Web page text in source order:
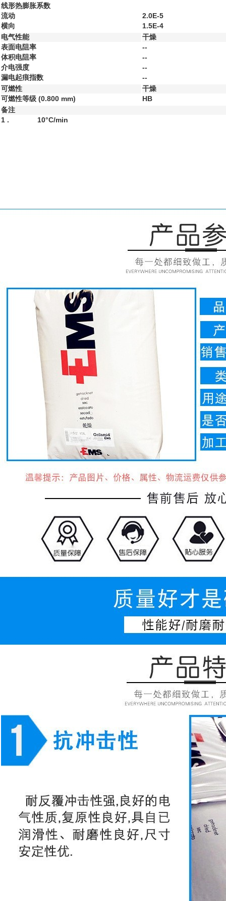
线形热膨胀系数
流动
2.0E-5
横向
1.5E-4
电气性能
干燥
表面电阻率
--
体积电阻率
--
介电强度
--
漏电起痕指数
--
可燃性
干燥
可燃性等级 (0.800 mm)
HB
备注
1 .
10°C/min